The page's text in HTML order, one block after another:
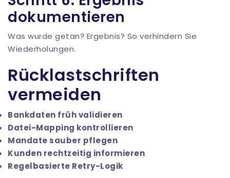
dokumentieren
Was wurde getan? Ergebnis? So verhindern Sie
Wiederholungen.
Rücklastschriften
vermeiden
Bankdaten früh validieren
Datei-Mapping kontrollieren
Mandate sauber pflegen
Kunden rechtzeitig informieren
Regelbasierte Retry-Logik